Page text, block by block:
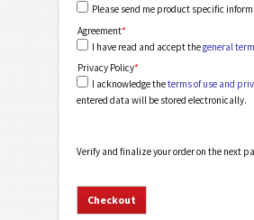
Please send me product specific
Agreement*
I have read and accept thegeneral
Privacy Policy*
I acknowledge theterms of use and
entered data will be stored electronically.
Verify and finalize your order on the next